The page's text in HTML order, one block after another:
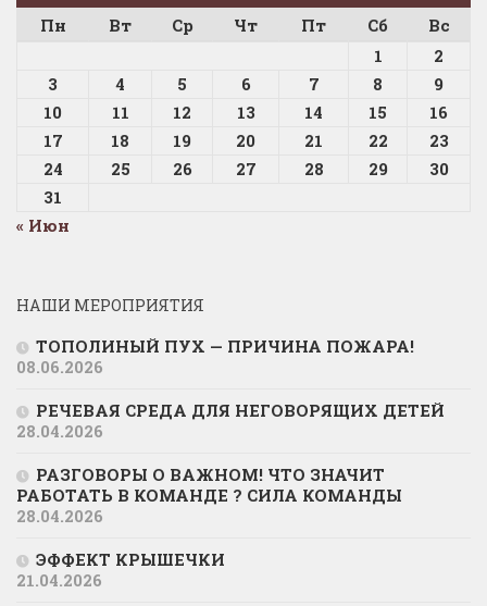
Пн
Вт Ср Чт Пт Сб
Вс
1
2
3
4 5 6 7 8
9
10
11 12 13 14 15
16
17
18 19 20 21 22
23
24
25 26 27 28 29
30
31
« Июн
НАШИ МЕРОПРИЯТИЯ
ТОПОЛИНЫЙ ПУХ — ПРИЧИНА ПОЖАРА!
08.06.2026
РЕЧЕВАЯ СРЕДА ДЛЯ НЕГОВОРЯЩИХ ДЕТЕЙ
28.04.2026
РАЗГОВОРЫ О ВАЖНОМ! ЧТО ЗНАЧИТ
РАБОТАТЬ В КОМАНДЕ ? СИЛА КОМАНДЫ
28.04.2026
ЭФФЕКТ КРЫШЕЧКИ
21.04.2026